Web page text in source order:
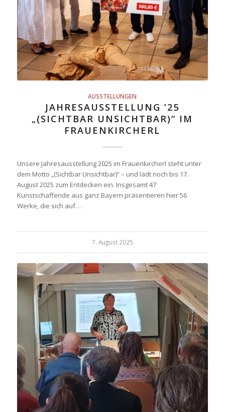
AUSSTELLUNGEN
JAHRESAUSSTELLUNG ’25
„(SICHTBAR UNSICHTBAR)“ IM
FRAUENKIRCHERL
Unsere Jahresausstellung 2025 im Frauenkircherl steht unter
dem Motto „(Sichtbar Unsichtbar)“ – und lädt noch bis 17.
August 2025 zum Entdecken ein. Insgesamt 47
Kunstschaffende aus ganz Bayern präsentieren hier 56
Werke, die sich auf…
7. August 2025